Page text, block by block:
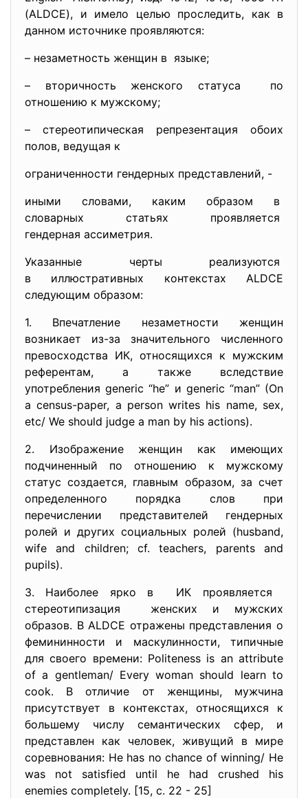
(ALDCE), и имело целью проследить, как в
данном источнике проявляются:
– незаметность женщин в языке;
– вторичность женского статуса по
отношению к мужскому;
– стереотипическая репрезентация обоих
полов, ведущая к
ограниченности гендерных представлений, -
иными словами, каким образом в
словарных статьях проявляется
гендерная ассиметрия.
Указанные черты реализуются
в иллюстративных контекстах ALDCE
следующим образом:
1. Впечатление незаметности женщин
возникает из-за значительного численного
превосходства ИК, относящихся к мужским
референтам, а также вследствие
употребления generic “he” и generic “man” (On
a census-paper, a person writes his name, sex,
etc/ We should judge a man by his actions).
2. Изображение женщин как имеющих
подчиненный по отношению к мужскому
статус создается, главным образом, за счет
определенного порядка слов при
перечислении представителей гендерных
ролей и других социальных ролей (husband,
wife and children; cf. teachers, parents and
pupils).
3. Наиболее ярко в ИК проявляется
стереотипизация женских и мужских
образов. В ALDCE отражены представления о
фемининности и маскулинности, типичные
для своего времени: Politeness is an attribute
of a gentleman/ Every woman should learn to
cook. В отличие от женщины, мужчина
присутствует в контекстах, относящихся к
большему числу семантических сфер, и
представлен как человек, живущий в мире
соревнования: He has no chance of winning/ He
was not satisfied until he had crushed his
enemies completely. [15, c. 22 - 25]